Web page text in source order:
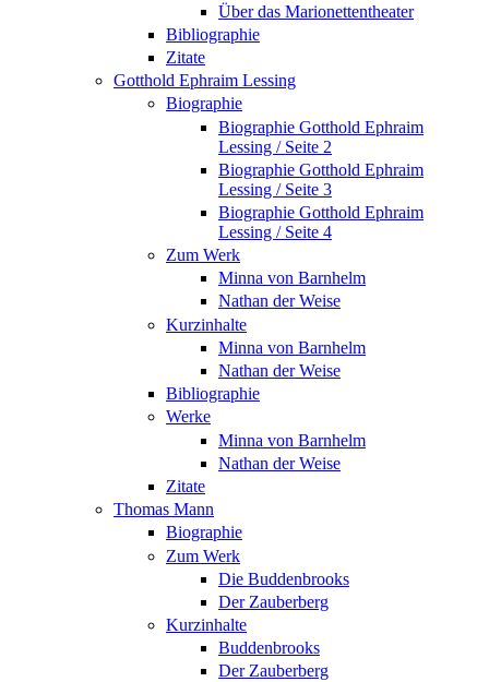
Über das Marionettentheater
Bibliographie
Zitate
Gotthold Ephraim Lessing
Biographie
Biographie Gotthold Ephraim
Lessing / Seite 2
Biographie Gotthold Ephraim
Lessing / Seite 3
Biographie Gotthold Ephraim
Lessing / Seite 4
Zum Werk
Minna von Barnhelm
Nathan der Weise
Kurzinhalte
Minna von Barnhelm
Nathan der Weise
Bibliographie
Werke
Minna von Barnhelm
Nathan der Weise
Zitate
Thomas Mann
Biographie
Zum Werk
Die Buddenbrooks
Der Zauberberg
Kurzinhalte
Buddenbrooks
Der Zauberberg